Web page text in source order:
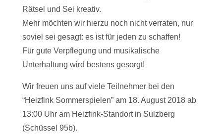
Rätsel und Sei kreativ.
Mehr möchten wir hierzu noch nicht verraten, nur
soviel sei gesagt: es ist für jeden zu schaffen!
Für gute Verpflegung und musikalische
Unterhaltung wird bestens gesorgt!
Wir freuen uns auf viele Teilnehmer bei den
“Heizfink Sommerspielen” am 18. August 2018 ab
13:00 Uhr am Heizfink-Standort in Sulzberg
(Schüssel 95b).